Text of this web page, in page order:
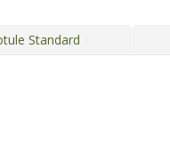
Standard